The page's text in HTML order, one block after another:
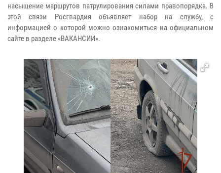
насыщение маршрутов патрулирования силами правопорядка. В
этой связи Росгвардия объявляет набор на службу, с
информацией о которой можно ознакомиться на официальном
сайте в разделе «ВАКАНСИИ».